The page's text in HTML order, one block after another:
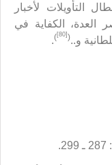
التأويلات لأخبار
العدة، الكفاية في
و..(
[80]
)
.